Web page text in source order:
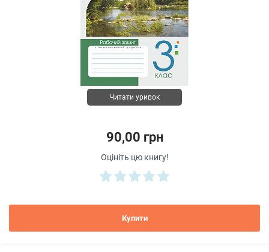
Читати уривок
90,00 грн
Оцініть цю книгу!
Купити